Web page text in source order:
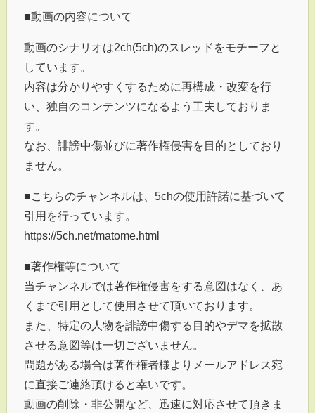
■動画の内容について
動画のシナリオは2ch(5ch)のスレッドをモチーフと
しています。
内容は分かりやすくするために再構成・改変を行
い、独自のコンテンツになるよう工夫しておりま
す。
なお、誹謗中傷並びに著作権侵害を目的としており
ません。
■こちらのチャンネルは、5chの使用許諾に基づいて
引用を行っています。
https://5ch.net/matome.html
■著作権等について
当チャンネルでは著作権侵害をする意図はなく、あ
くまで引用として使用させて頂いております。
また、特定の人物を誹謗中傷する目的やデマを拡散
させる意図等は一切ございません。
問題がある場合は著作権者様よりメールアドレス宛
に直接ご連絡頂けると幸いです。
動画の削除・非公開など、迅速に対応させて頂きま